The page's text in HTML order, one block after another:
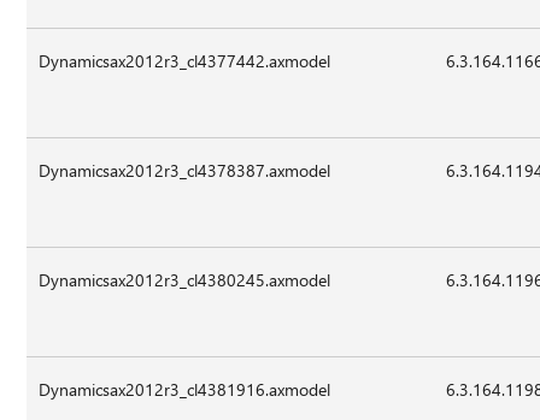
Dynamicsax2012r3_cl4377442.axmodel
Dynamicsax2012r3_cl4378387.axmodel
Dynamicsax2012r3_cl4380245.axmodel
Dynamicsax2012r3_cl4381916.axmodel